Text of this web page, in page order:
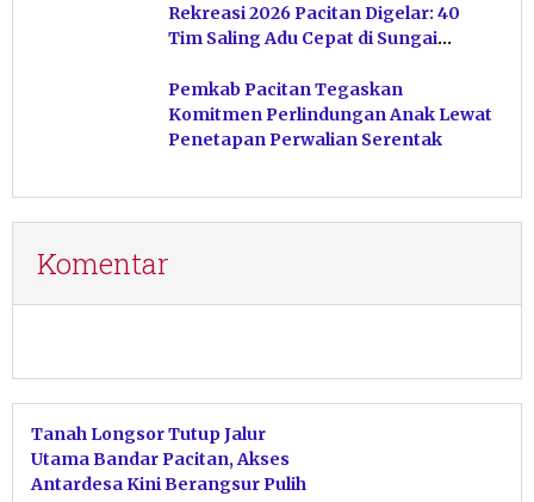
Rekreasi 2026 Pacitan Digelar: 40
Tim Saling Adu Cepat di Sungai
Pemkab Pacitan Tegaskan
Komitmen Perlindungan Anak Lewat
Penetapan Perwalian Serentak
Komentar
Tanah Longsor Tutup Jalur
Utama Bandar Pacitan, Akses
Antardesa Kini Berangsur Pulih